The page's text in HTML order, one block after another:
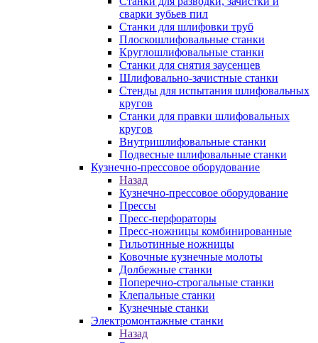
сварки зубьев пил
Станки для шлифовки труб
Плоскошлифовальные станки
Круглошлифовальные станки
Станки для снятия заусенцев
Шлифовально-зачистные станки
Стенды для испытания шлифовальных
кругов
Станки для правки шлифовальных
кругов
Внутришлифовальные станки
Подвесные шлифовальные станки
Кузнечно-прессовое оборудование
Назад
Кузнечно-прессовое оборудование
Прессы
Пресс-перфораторы
Пресс-ножницы комбинированные
Гильотинные ножницы
Ковочные кузнечные молоты
Долбежные станки
Поперечно-строгальные станки
Клепальные станки
Кузнечные станки
Электромонтажные станки
Назад